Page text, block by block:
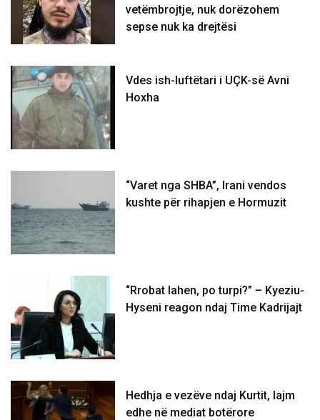
vetëmbrojtje, nuk dorëzohem
sepse nuk ka drejtësi
Vdes ish-luftëtari i UÇK-së Avni
Hoxha
“Varet nga SHBA”, Irani vendos
kushte për rihapjen e Hormuzit
“Rrobat lahen, po turpi?” – Kyeziu-
Hyseni reagon ndaj Time Kadrijajt
Hedhja e vezëve ndaj Kurtit, lajm
edhe në mediat botërore